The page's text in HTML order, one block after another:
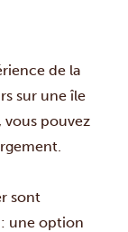
de la
sur une île
, vous pouvez
sont
une option